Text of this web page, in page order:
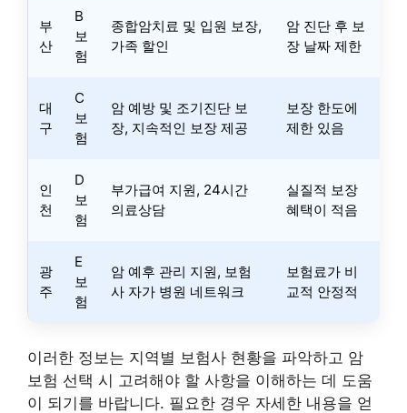
부
산
B
보
험
종합암치료 및 입원 보장,
가족 할인
암 진단 후 보
장 날짜 제한
대
구
C
보
험
암 예방 및 조기진단 보
장, 지속적인 보장 제공
보장 한도에
제한 있음
인
천
D
보
험
부가급여 지원, 24시간
의료상담
실질적 보장
혜택이 적음
광
주
E
보
험
암 예후 관리 지원, 보험
사 자가 병원 네트워크
보험료가 비
교적 안정적
이러한 정보는 지역별 보험사 현황을 파악하고 암
보험 선택 시 고려해야 할 사항을 이해하는 데 도움
이 되기를 바랍니다. 필요한 경우 자세한 내용을 얻